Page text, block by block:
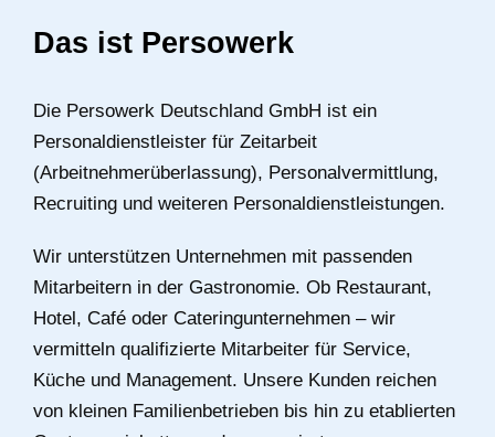
Das ist Persowerk
Die Persowerk Deutschland GmbH ist ein
Personaldienstleister für Zeitarbeit
(Arbeitnehmerüberlassung), Personalvermittlung,
Recruiting und weiteren Personaldienstleistungen.
Wir unterstützen Unternehmen mit passenden
Mitarbeitern in der Gastronomie. Ob Restaurant,
Hotel, Café oder Cateringunternehmen – wir
vermitteln qualifizierte Mitarbeiter für Service,
Küche und Management. Unsere Kunden reichen
von kleinen Familienbetrieben bis hin zu etablierten